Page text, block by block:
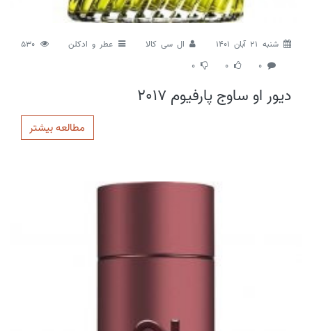
شنبه 21 آبان 1401 ال سی کالا عطر و ادکلن
530
0
0
0
دیور او ساوج پارفیوم 2017
مطالعه بیشتر